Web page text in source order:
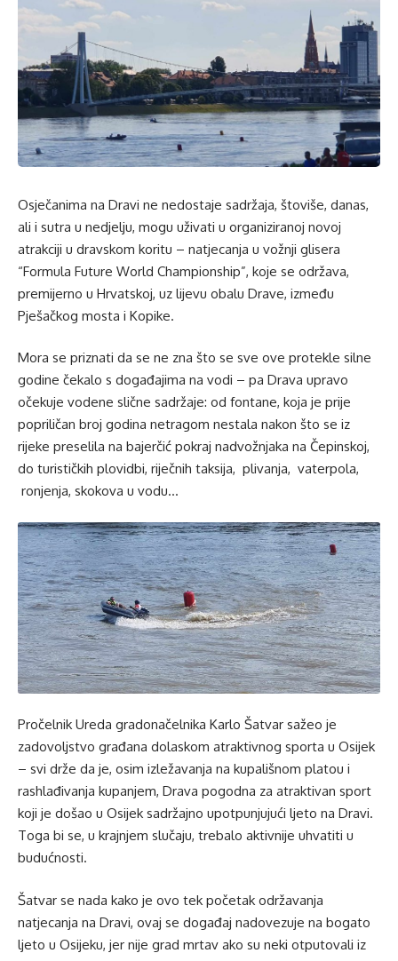
Osječanima na Dravi ne nedostaje sadržaja, štoviše, danas,
ali i sutra u nedjelju, mogu uživati u organiziranoj novoj
atrakciji u dravskom koritu – natjecanja u vožnji glisera
“Formula Future World Championship”, koje se održava,
premijerno u Hrvatskoj, uz lijevu obalu Drave, između
Pješačkog mosta i Kopike.
Mora se priznati da se ne zna što se sve ove protekle silne
godine čekalo s događajima na vodi – pa Drava upravo
očekuje vodene slične sadržaje: od fontane, koja je prije
popriličan broj godina netragom nestala nakon što se iz
rijeke preselila na bajerčić pokraj nadvožnjaka na Čepinskoj,
do turističkih plovidbi, riječnih taksija, plivanja, vaterpola,
ronjenja, skokova u vodu…
Pročelnik Ureda gradonačelnika Karlo Šatvar sažeo je
zadovoljstvo građana dolaskom atraktivnog sporta u Osijek
– svi drže da je, osim izležavanja na kupališnom platou i
rashlađivanja kupanjem, Drava pogodna za atraktivan sport
koji je došao u Osijek sadržajno upotpunjujući ljeto na Dravi.
Toga bi se, u krajnjem slučaju, trebalo aktivnije uhvatiti u
budućnosti.
Šatvar se nada kako je ovo tek početak održavanja
natjecanja na Dravi, ovaj se događaj nadovezuje na bogato
ljeto u Osijeku, jer nije grad mrtav ako su neki otputovali iz